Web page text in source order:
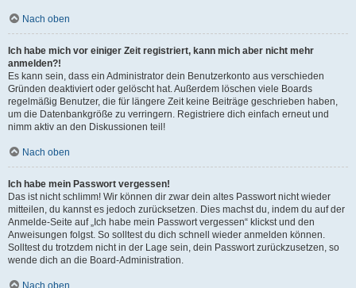
Nach oben
Ich habe mich vor einiger Zeit registriert, kann mich aber nicht mehr
anmelden?!
Es kann sein, dass ein Administrator dein Benutzerkonto aus verschieden
Gründen deaktiviert oder gelöscht hat. Außerdem löschen viele Boards
regelmäßig Benutzer, die für längere Zeit keine Beiträge geschrieben haben,
um die Datenbankgröße zu verringern. Registriere dich einfach erneut und
nimm aktiv an den Diskussionen teil!
Nach oben
Ich habe mein Passwort vergessen!
Das ist nicht schlimm! Wir können dir zwar dein altes Passwort nicht wieder
mitteilen, du kannst es jedoch zurücksetzen. Dies machst du, indem du auf der
Anmelde-Seite auf „Ich habe mein Passwort vergessen“ klickst und den
Anweisungen folgst. So solltest du dich schnell wieder anmelden können.
Solltest du trotzdem nicht in der Lage sein, dein Passwort zurückzusetzen, so
wende dich an die Board-Administration.
Nach oben